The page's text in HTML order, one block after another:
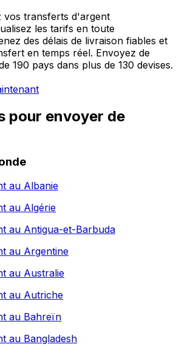
vos transferts d'argent
les tarifs en toute
des délais de livraison fiables et
en temps réel. Envoyez de
190 pays dans plus de 130 devises.
pour envoyer de
au Albanie
au Algérie
au Antigua-et-Barbuda
au Argentine
au Australie
au Autriche
au Bahreïn
au Bangladesh